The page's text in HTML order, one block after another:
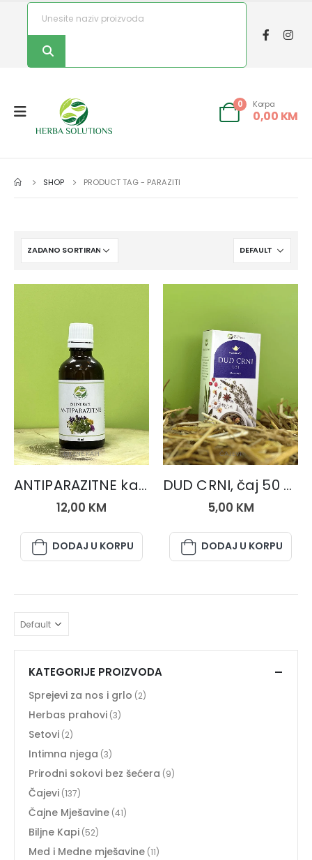
0 Korpa
0,00 KM
SHOP PRODUCT TAG - PARAZITI
BILJNE KAPI
ANTIPARAZITNE kapi
12,00 KM
DODAJ U KORPU
ČAJEVI
DUD CRNI, čaj 50 gr.
5,00 KM
DODAJ U KORPU
KATEGORIJE PROIZVODA
Sprejevi za nos i grlo (2)
Herbas prahovi (3)
Setovi (2)
Intimna njega (3)
Prirodni sokovi bez šećera (9)
Čajevi (137)
Čajne Mješavine (41)
Biljne Kapi (52)
Med i Medne mješavine (11)